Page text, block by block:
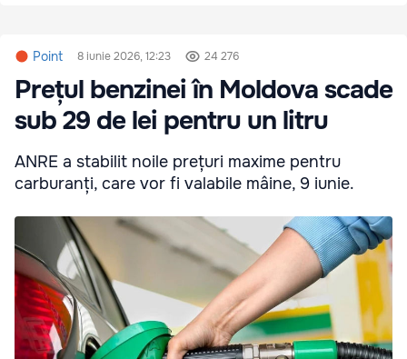
Point 8 iunie 2026, 12:23 24 276
Prețul benzinei în Moldova scade
sub 29 de lei pentru un litru
ANRE a stabilit noile prețuri maxime pentru
carburanți, care vor fi valabile mâine, 9 iunie.